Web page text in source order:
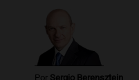
Por Sergio Berensztein